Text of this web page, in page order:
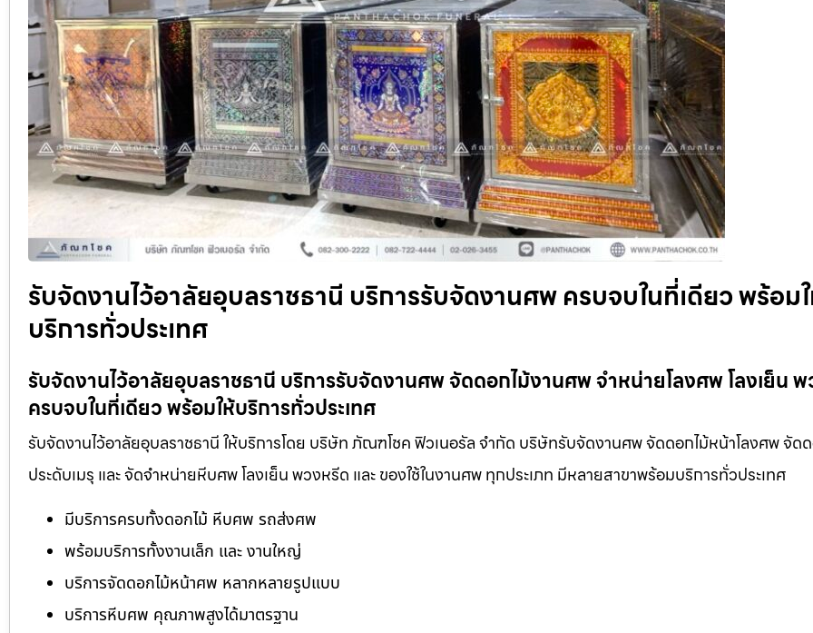
รับจัดงานไว้อาลัยอุบลราชธานี บริการรับจัดงานศพ ครบจบในที่เดียว พร้อม
บริการทั่วประเทศ
รับจัดงานไว้อาลัยอุบลราชธานี บริการรับจัดงานศพ จัดดอกไม้งานศพ จำหน่ายโลงศพ โลงเย็น
ครบจบในที่เดียว พร้อมให้บริการทั่วประเทศ
รับจัดงานไว้อาลัยอุบลราชธานี ให้บริการโดย บริษัท ภัณฑโชค ฟิวเนอรัล จำกัด บริษัทรับจัดงานศพ จัดดอกไม้หน้าโลงศพ จัด
ประดับเมรุ และ จัดจำหน่ายหีบศพ โลงเย็น พวงหรีด และ ของใช้ในงานศพ ทุกประเภท มีหลายสาขาพร้อมบริการทั่วประเทศ
มีบริการครบทั้งดอกไม้ หีบศพ รถส่งศพ
พร้อมบริการทั้งงานเล็ก และ งานใหญ่
บริการจัดดอกไม้หน้าศพ หลากหลายรูปแบบ
บริการหีบศพ คุณภาพสูงได้มาตรฐาน